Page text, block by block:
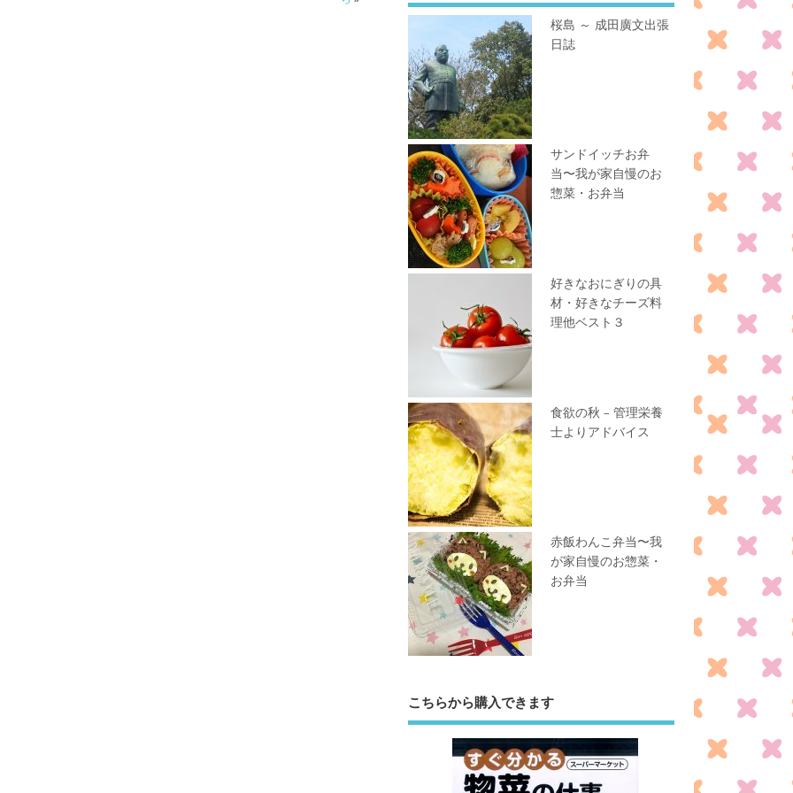
桜島 ～ 成田廣文出張
日誌
サンドイッチお弁
当〜我が家自慢のお
惣菜・お弁当
好きなおにぎりの具
材・好きなチーズ料
理他ベスト３
食欲の秋 – 管理栄養
士よりアドバイス
赤飯わんこ弁当〜我
が家自慢のお惣菜・
お弁当
こちらから購入できます